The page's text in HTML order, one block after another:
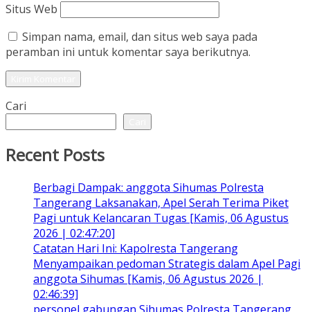
Situs Web
Simpan nama, email, dan situs web saya pada
peramban ini untuk komentar saya berikutnya.
Cari
Recent Posts
Berbagi Dampak: anggota Sihumas Polresta
Tangerang Laksanakan, Apel Serah Terima Piket
Pagi untuk Kelancaran Tugas [Kamis, 06 Agustus
2026 | 02:47:20]
Catatan Hari Ini: Kapolresta Tangerang
Menyampaikan pedoman Strategis dalam Apel Pagi
anggota Sihumas [Kamis, 06 Agustus 2026 |
02:46:39]